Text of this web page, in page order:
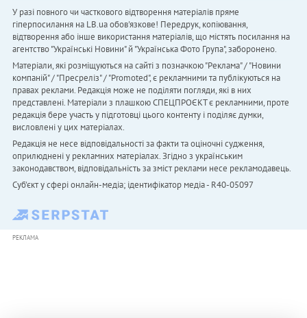
У разі повного чи часткового відтворення матеріалів пряме
гіперпосилання на LB.ua обов'язкове! Передрук, копіювання,
відтворення або інше використання матеріалів, що містять посилання на
агентство "Українськi Новини" й "Українська Фото Група", заборонено.
Матеріали, які розміщуються на сайті з позначкою "Реклама" / "Новини
компаній" / "Пресреліз" / "Promoted", є рекламними та публікуються на
правах реклами. Редакція може не поділяти погляди, які в них
представлені. Матеріали з плашкою СПЕЦПРОЄКТ є рекламними, проте
редакція бере участь у підготовці цього контенту і поділяє думки,
висловлені у цих матеріалах.
Редакція не несе відповідальності за факти та оціночні судження,
оприлюднені у рекламних матеріалах. Згідно з українським
законодавством, відповідальність за зміст реклами несе рекламодавець.
Cуб'єкт у сфері онлайн-медіа; ідентифікатор медіа - R40-05097
РЕКЛАМА